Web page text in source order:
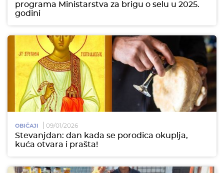
programa Ministarstva za brigu o selu u 2025.
godini
OBIČAJI 09/01/2026
Stevanjdan: dan kada se porodica okuplja,
kuća otvara i prašta!